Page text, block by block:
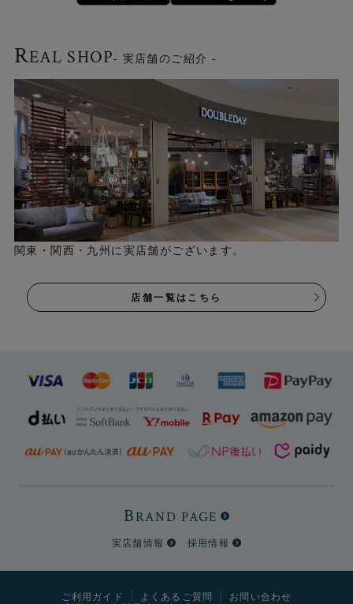
＜ウールのようなやわらかさ＞
ヒートセット糸を使用しています。熱処理で繊維を束ねる
ことでウールのようなやわらかな手触りが感じられます。
ヒートセット糸はへたりにくいので長く愛用いただけま
す。
REAL SHOP- 実店舗のご紹介 -
関東・関西・九州に実店舗がございます。
店舗一覧はこちら
BRAND PAGE
実店舗情報 採用情報
ご利用ガイド よくあるご質問
お問い合わせ